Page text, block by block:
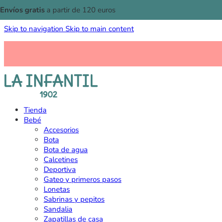
Skip to navigation Skip to main content
Envíos gratis a partir de 120 euros
Tienda
Bebé
Accesorios
Bota
Bota de agua
Calcetines
Deportiva
Gateo y primeros pasos
Lonetas
Sabrinas y pepitos
Sandalia
Zapatillas de casa